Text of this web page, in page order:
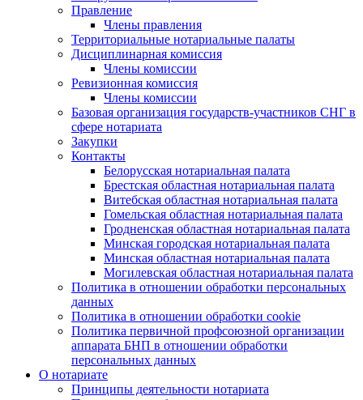
Правление
Члены правления
Территориальные нотариальные палаты
Дисциплинарная комиссия
Члены комиссии
Ревизионная комиссия
Члены комиссии
Базовая организация государств-участников СНГ в
сфере нотариата
Закупки
Контакты
Белорусская нотариальная палата
Брестская областная нотариальная палата
Витебская областная нотариальная палата
Гомельская областная нотариальная палата
Гродненская областная нотариальная палата
Минская городская нотариальная палата
Минская областная нотариальная палата
Могилевская областная нотариальная палата
Политика в отношении обработки персональных
данных
Политика в отношении обработки cookie
Политика первичной профсоюзной организации
аппарата БНП в отношении обработки
персональных данных
О нотариате
Принципы деятельности нотариата